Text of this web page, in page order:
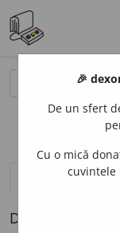
definiții (1)
Definiția cu ID-
🎉
De un sfert
Cu o mică
cuvintele